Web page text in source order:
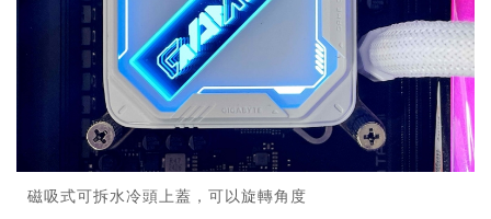
磁吸式可拆水冷頭上蓋，可以旋轉角度